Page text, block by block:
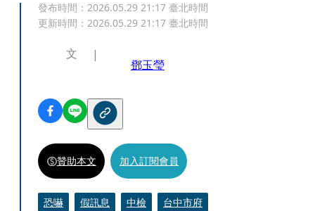
發布時間： 2026.05.29 21:17 臺北時間
更新時間： 2026.05.29 21:17 臺北時間
文
鄧玉瑩
贊助本文 加入訂閱會員
恐嚇 假訊息 中檢 台中市府